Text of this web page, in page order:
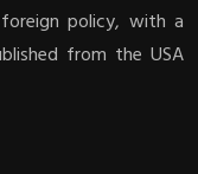
policy, with a
from the USA